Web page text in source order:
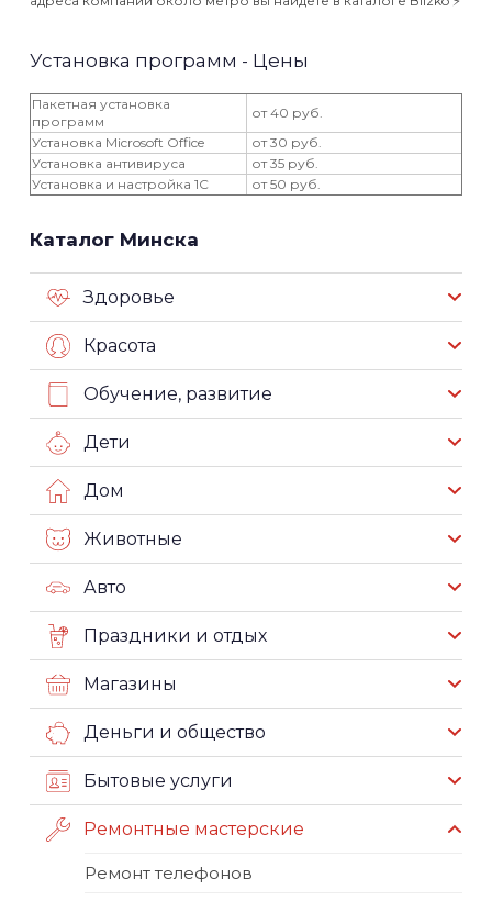
Установка программ - Цены
Пакетная установка
программ
от 40 руб.
Установка Microsoft Office
от 30 руб.
Установка антивируса
от 35 руб.
Установка и настройка 1С
от 50 руб.
Каталог Минска
Здоровье
Красота
Обучение, развитие
Дети
Дом
Животные
Авто
Праздники и отдых
Магазины
Деньги и общество
Бытовые услуги
Ремонтные мастерские
Ремонт телефонов